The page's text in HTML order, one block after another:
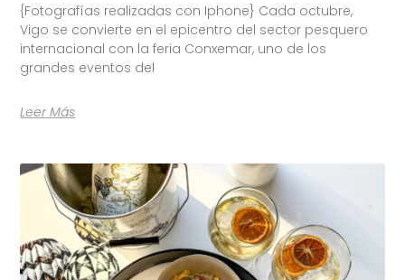
{Fotografías realizadas con Iphone} Cada octubre,
Vigo se convierte en el epicentro del sector pesquero
internacional con la feria Conxemar, uno de los
grandes eventos del
Leer Más